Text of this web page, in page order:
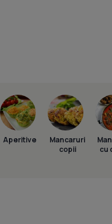
Aperitive
Mancaruri
copii
cu